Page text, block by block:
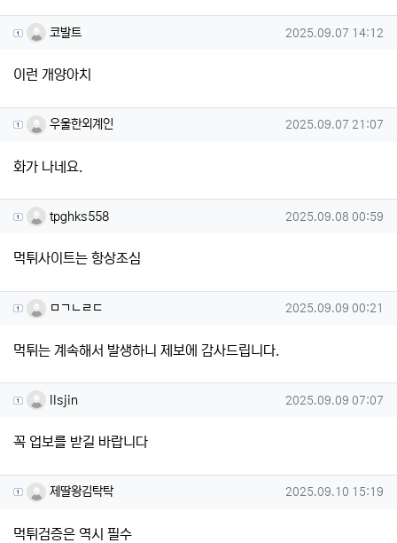
코발트님의 댓글
코발트 작성일
2025.09.07 14:12
이런 개양아치
우울한외계인님의 댓글
우울한외계인 작성일
2025.09.07 21:07
화가 나네요.
tpghks558님의 댓글
tpghks558 작성일
2025.09.08 00:59
먹튀사이트는 항상조심
ㅁㄱㄴㄹㄷ님의 댓글
ㅁㄱㄴㄹㄷ 작성일
2025.09.09 00:21
먹튀는 계속해서 발생하니 제보에 감사드립니다.
llsjin님의 댓글
llsjin 작성일
2025.09.09 07:07
꼭 업보를 받길 바랍니다
제딸왕김탁탁님의 댓글
제딸왕김탁탁 작성일
2025.09.10 15:19
먹튀검증은 역시 필수